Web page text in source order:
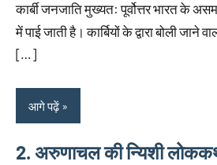
कार्बी जनजाति मुख्यत: पूर्वोत्तर भारत के
में पाई जाती है। कार्बियों के द्वारा बोली जाने
[…]
आगे पढ़ें
2. अरुणाचल की न्यिशी